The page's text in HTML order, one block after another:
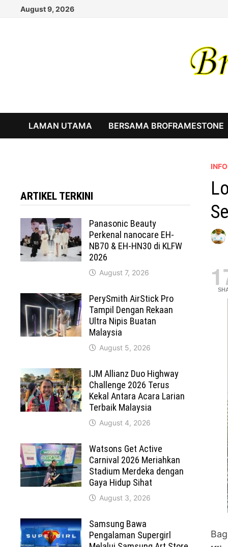
August 9, 2026
LAMAN UTAMA BERSAMA BROFRAMESTONE
ARTIKEL TERKINI
Panasonic Beauty
Perkenal nanocare EH-
NB70 & EH-HN30 di KLFW
2026
August 7, 2026
PerySmith AirStick Pro
Tampil Dengan Rekaan
Ultra Nipis Buatan
Malaysia
August 5, 2026
IJM Allianz Duo Highway
Challenge 2026 Terus
Kekal Antara Acara Larian
Terbaik Malaysia
August 4, 2026
Watsons Get Active
Carnival 2026 Meriahkan
Stadium Merdeka dengan
Gaya Hidup Sihat
August 3, 2026
Samsung Bawa
Pengalaman Supergirl